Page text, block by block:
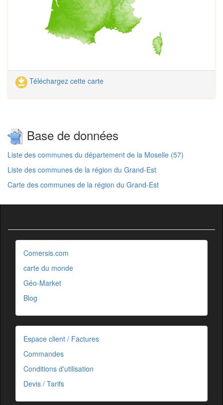
Téléchargez cette carte
Base de données
Liste des communes du département de la Moselle (57)
Liste des communes de la région du Grand-Est
Carte des communes de la région du Grand-Est
Comersis.com
carte du monde
Géo-Market
Blog
Espace client / Factures
Commandes
Conditions d'utilisation
Devis / Tarifs